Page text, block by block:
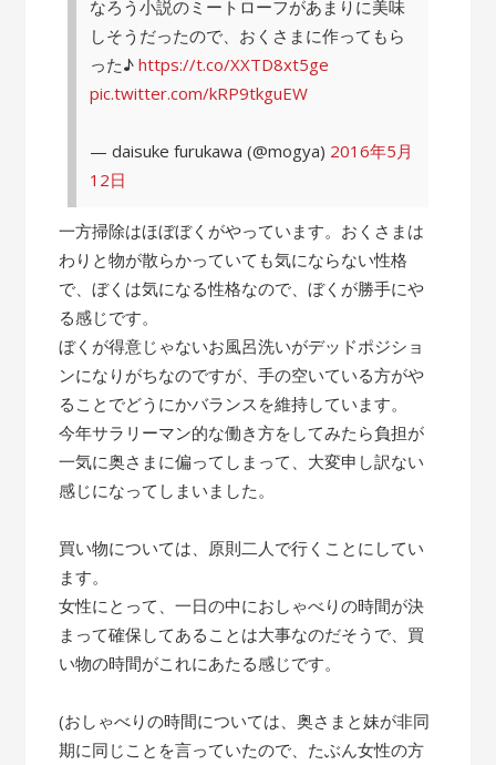
なろう小説のミートローフがあまりに美味
しそうだったので、おくさまに作ってもら
った♪https://t.co/XXTD8xt5ge
pic.twitter.com/kRP9tkguEW
— daisuke furukawa (@mogya) 2016年5月
12日
一方掃除はほぼぼくがやっています。おくさまは
わりと物が散らかっていても気にならない性格
で、ぼくは気になる性格なので、ぼくが勝手にや
る感じです。
ぼくが得意じゃないお風呂洗いがデッドポジショ
ンになりがちなのですが、手の空いている方がや
ることでどうにかバランスを維持しています。
今年サラリーマン的な働き方をしてみたら負担が
一気に奥さまに偏ってしまって、大変申し訳ない
感じになってしまいました。
買い物については、原則二人で行くことにしてい
ます。
女性にとって、一日の中におしゃべりの時間が決
まって確保してあることは大事なのだそうで、買
い物の時間がこれにあたる感じです。
(おしゃべりの時間については、奥さまと妹が非同
期に同じことを言っていたので、たぶん女性の方